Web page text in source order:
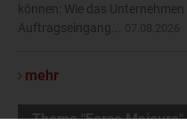
können: Wie das
Auftragseingang...
mehr
Thema "Force Majeure"